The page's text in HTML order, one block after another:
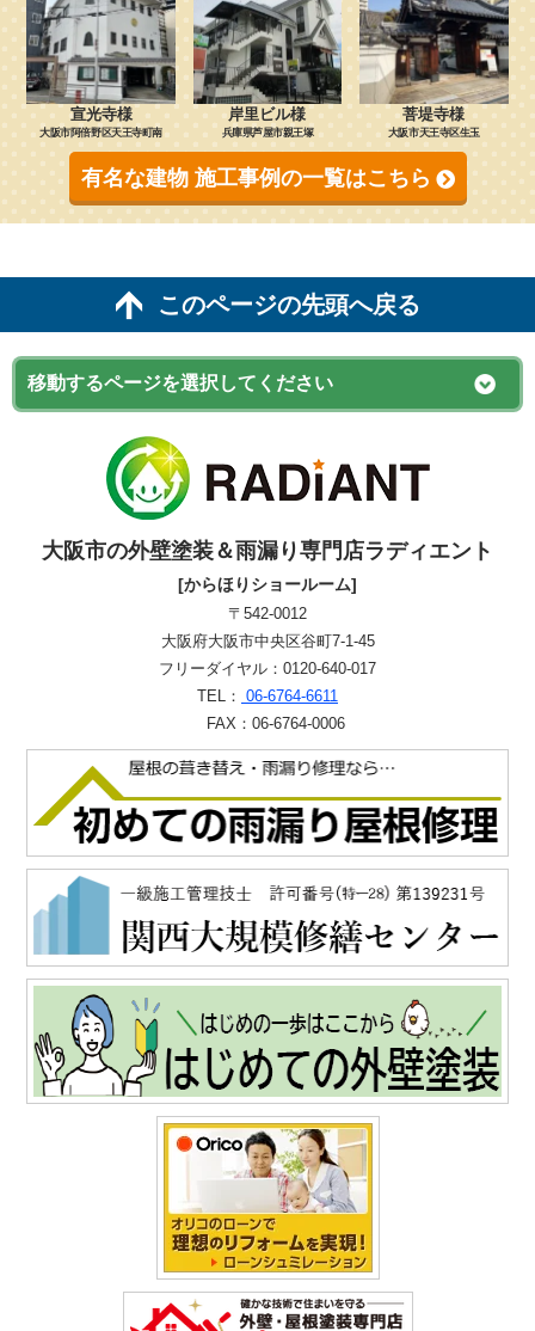
宣光寺様
大阪市阿倍野区天王寺町南
岸里ビル様
兵庫県芦屋市親王塚
菩堤寺様
大阪市天王寺区生玉
有名な建物 施工事例の一覧はこちら
このページの先頭へ戻る
大阪市の外壁塗装＆雨漏り専門店ラディエント
[からほりショールーム]
〒542-0012
大阪府大阪市中央区谷町7-1-45
フリーダイヤル：0120-640-017
TEL： 06-6764-6611
FAX：06-6764-0006